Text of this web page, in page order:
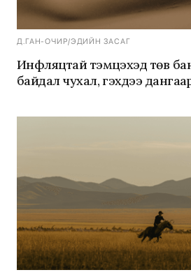
Д.ГАН-ОЧИР/ЭДИЙН ЗАСАГ
Инфляцтай тэмцэхэд төв
байдал чухал, гэхдээ